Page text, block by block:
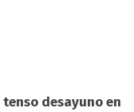
desayuno en